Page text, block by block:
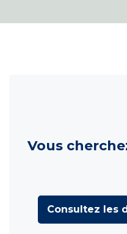
Vous
Consultez les